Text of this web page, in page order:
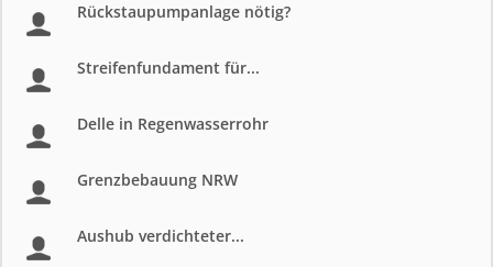
Rückstaupumpanlage nötig?
Streifenfundament für...
Delle in Regenwasserrohr
Grenzbebauung NRW
Aushub verdichteter...